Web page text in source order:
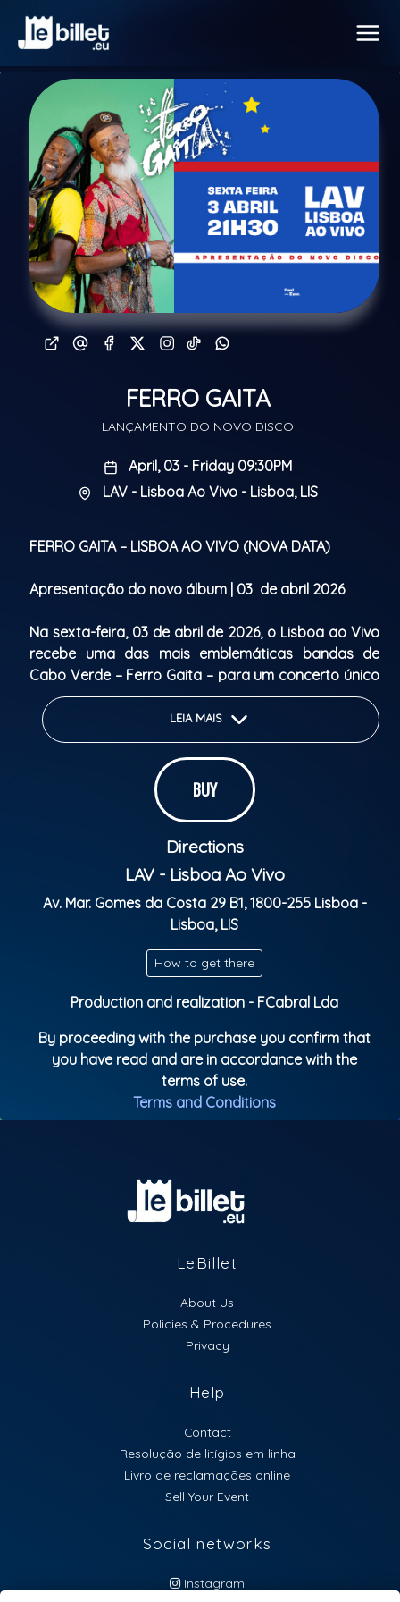
FERRO GAITA
LANÇAMENTO DO NOVO DISCO
April, 03 - Friday 09:30PM
LAV - Lisboa Ao Vivo - Lisboa, LIS
FERRO GAITA – LISBOA AO VIVO (NOVA DATA)
Apresentação do novo álbum | 03 de abril 2026
Na sexta-feira, 03 de abril de 2026, o Lisboa ao Vivo
recebe uma das mais emblemáticas bandas de
Cabo Verde – Ferro Gaita – para um concerto único
de apresentação do seu novo álbum.
Reconhecidos por preservar e reinventar o funaná,
os Ferro Gaita levam há mais de duas décadas a
energia, a alegria e os ritmos de Cabo Verde aos
palcos de todo o mundo.
Esta será uma noite muito especial: além dos novos
temas, o espetáculo contará com a participação de
banda, criando momentos únicos e inéditos. E, claro,
não faltarão os clássicos que marcaram gerações e
transformam cada concerto numa verdadeira festa
Local: Lisboa ao Vivo – Lisboa
Parental Rating: 6 anos
LEIA MAIS
BUY
Directions
LAV - Lisboa Ao Vivo
Av. Mar. Gomes da Costa 29 B1, 1800-255 Lisboa -
Lisboa, LIS
How to get there
Production and realization - FCabral Lda
By proceeding with the purchase you confirm that
you have read and are in accordance with the
terms of use.
Terms and Conditions
LeBillet
About Us
Policies & Procedures
Privacy
Help
Contact
Resolução de litígios em linha
Livro de reclamações online
Sell Your Event
Social networks
Instagram